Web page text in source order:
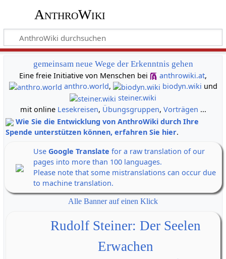
AnthroWiki
gemeinsam neue Wege der Erkenntnis gehen
Eine freie Initiative von Menschen bei
anthrowiki.at,
anthro.world, biodyn.wiki und
steiner.wiki
mit online Lesekreisen, Übungsgruppen, Vorträgen ...
Wie Sie die Entwicklung von AnthroWiki durch Ihre
Spende unterstützen können, erfahren Sie hier.
Use Google Translate for a raw translation of our
pages into more than 100 languages.
Please note that some mistranslations can occur due
to machine translation.
Alle Banner auf einen Klick
Rudolf Steiner: Der Seelen
Erwachen